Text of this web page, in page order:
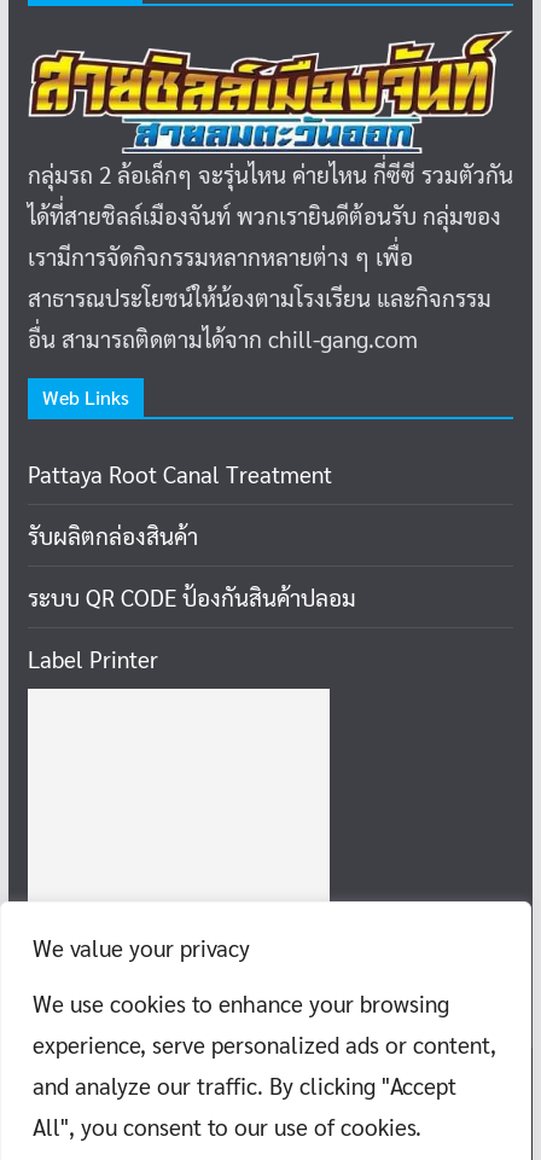
We value your privacy
We use cookies to enhance your browsing
experience, serve personalized ads or content,
and analyze our traffic. By clicking "Accept
All", you consent to our use of cookies.
กลุ่มรถ 2 ล้อเล็กๆ จะรุ่นไหน ค่ายไหน กี่ซีซี รวมตัวกัน
ได้ที่สายชิลล์เมืองจันท์ พวกเรายินดีต้อนรับ กลุ่มของ
เรามีการจัดกิจกรรมหลากหลายต่าง ๆ เพื่อ
สาธารณประโยชน์ให้น้องตามโรงเรียน และกิจกรรม
อื่น สามารถติดตามได้จาก chill-gang.com
Web Links
Pattaya Root Canal Treatment
รับผลิตกล่องสินค้า
ระบบ QR CODE ป้องกันสินค้าปลอม
Label Printer
Copyright © 2026แก๊งสายชิลล์ พากิน พาเที่ยว ทะเล ภูเขา วัด สอนว่าย